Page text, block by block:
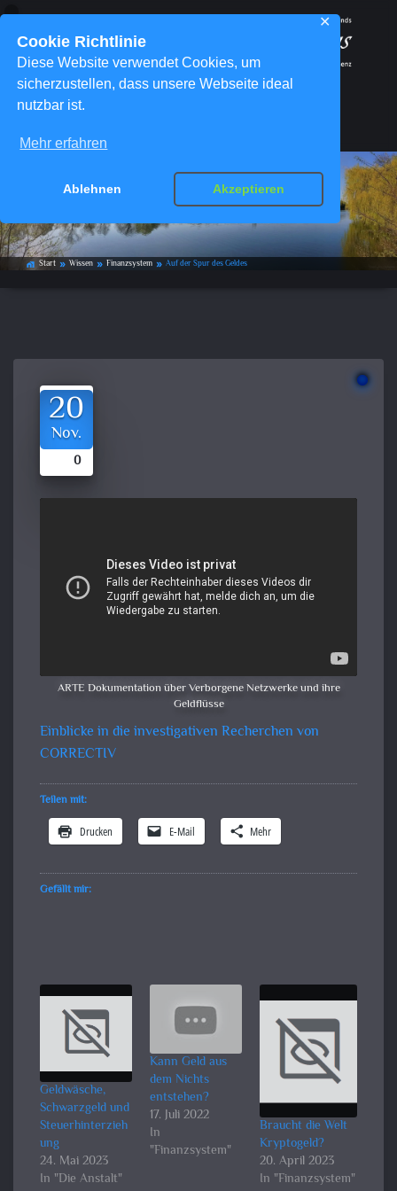
Cookie Richtlinie
Diese Website verwendet Cookies, um
sicherzustellen, dass unsere Webseite ideal
nutzbar ist.
Mehr erfahren
Ablehnen Akzeptieren
✕
Auf der Spur des Geldes
home_work Start double_arrow Wissen double_arrow Finanzsystem double_arrow Auf der Spur des Geldes
20
Nov.
0
ARTE Dokumentation über Verborgene Netzwerke und ihre
Geldflüsse
Einblicke in die investigativen Recherchen von
CORRECTIV
Teilen mit:
Drucken E-Mail Mehr
Gefällt mir:
Geldwäsche,
Schwarzgeld und
Steuerhinterzieh
ung
24. Mai 2023
In "Die Anstalt"
Kann Geld aus
dem Nichts
entstehen?
17. Juli 2022
In
"Finanzsystem"
Braucht die Welt
Kryptogeld?
20. April 2023
In "Finanzsystem"